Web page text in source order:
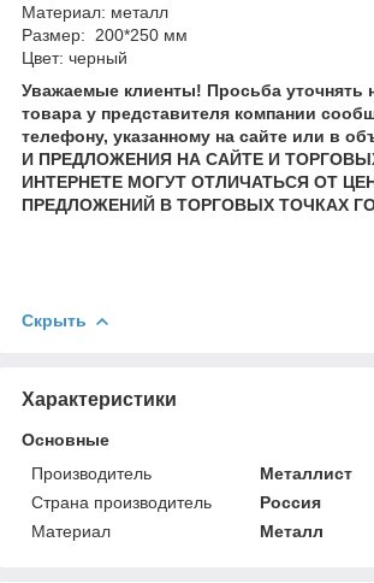
Материал: металл
Размер: 200*250 мм
Цвет: черный
Уважаемые клиенты! Просьба уточнять
товара у представителя компании
телефону, указанному на сайте или в
И ПРЕДЛОЖЕНИЯ НА САЙТЕ И
ИНТЕРНЕТЕ МОГУТ ОТЛИЧАТЬСЯ ОТ
ПРЕДЛОЖЕНИЙ В ТОРГОВЫХ ТОЧКАХ
Скрыть
Характеристики
Основные
Производитель
Металлист
Страна производитель
Россия
Материал
Металл